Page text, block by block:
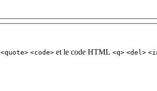
<quote> <code> et le code HTML <q> <del>